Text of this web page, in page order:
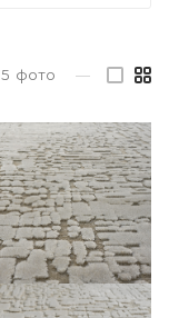
5 фото —